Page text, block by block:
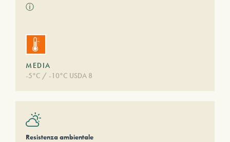
ⓘ
MEDIA
-5°C / -10°C USDA 8
Resistenza ambientale